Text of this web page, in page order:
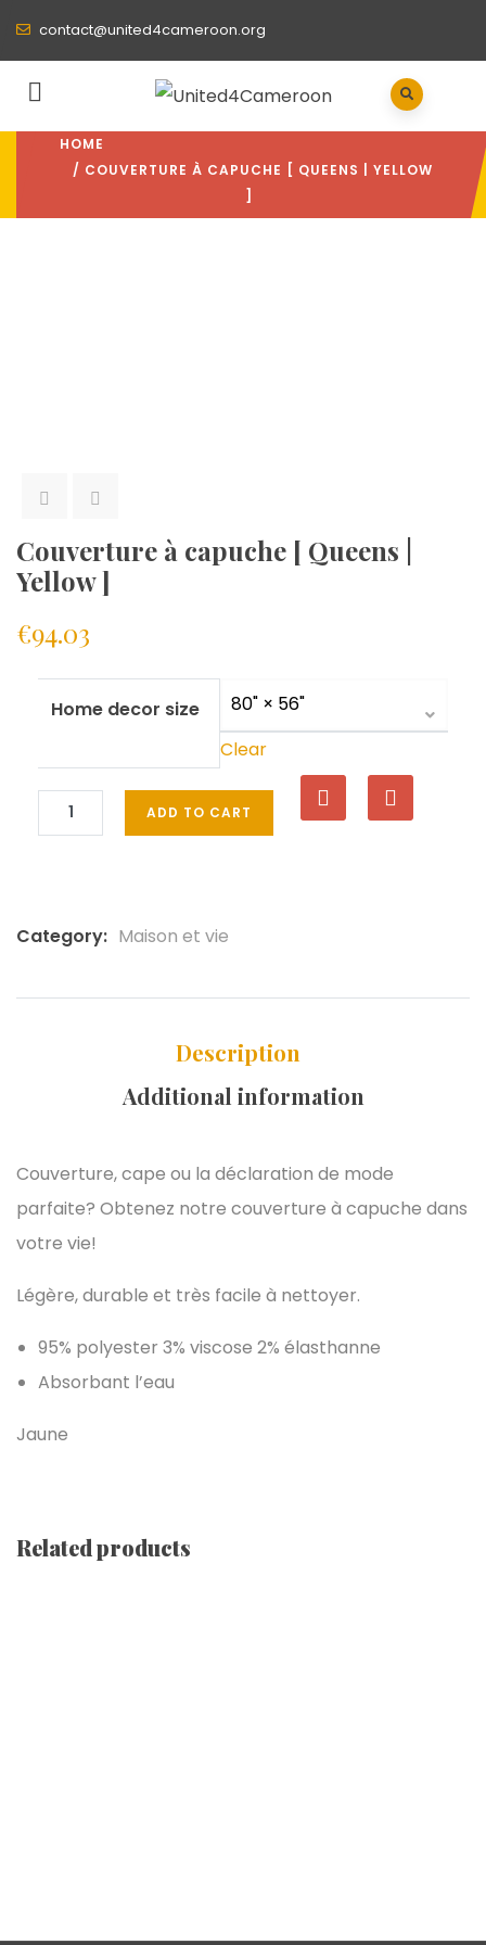
contact@united4cameroon.org
HOME
/ COUVERTURE À CAPUCHE [ QUEENS | YELLOW
]
Couverture à capuche [ Queens |
Yellow ]
€94.03
Home decor size
Clear
ADD TO CART
Category: Maison et vie
Description
Additional information
Couverture, cape ou la déclaration de mode
parfaite? Obtenez notre couverture à capuche dans
votre vie!
Légère, durable et très facile à nettoyer.
95% polyester 3% viscose 2% élasthanne
Absorbant l’eau
Jaune
Related products
White Mug [ Queens ]